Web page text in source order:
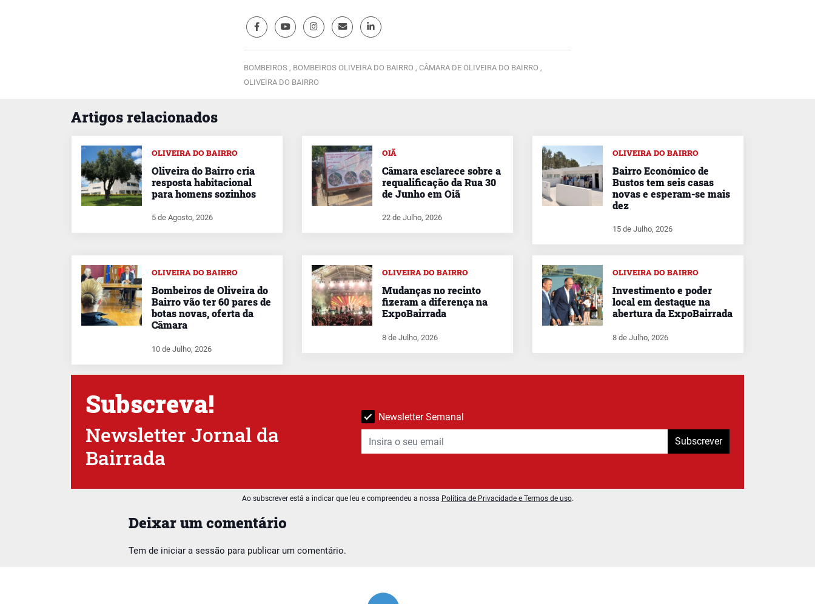
BOMBEIROS , BOMBEIROS OLIVEIRA DO BAIRRO , CÂMARA DE OLIVEIRA DO BAIRRO ,
OLIVEIRA DO BAIRRO
Artigos relacionados
Deixar um comentário
Tem de iniciar a sessão para publicar um comentário.
OLIVEIRA DO BAIRRO
Oliveira do Bairro cria
resposta habitacional
para homens sozinhos
5 de Agosto, 2026
OIÃ
Câmara esclarece sobre a
requalificação da Rua 30
de Junho em Oiã
22 de Julho, 2026
OLIVEIRA DO BAIRRO
Bairro Económico de
Bustos tem seis casas
novas e esperam-se mais
dez
15 de Julho, 2026
OLIVEIRA DO BAIRRO
Bombeiros de Oliveira do
Bairro vão ter 60 pares de
botas novas, oferta da
Câmara
10 de Julho, 2026
OLIVEIRA DO BAIRRO
Mudanças no recinto
fizeram a diferença na
ExpoBairrada
8 de Julho, 2026
OLIVEIRA DO BAIRRO
Investimento e poder
local em destaque na
abertura da ExpoBairrada
8 de Julho, 2026
Subscreva!
Newsletter Jornal da
Bairrada
Newsletter Semanal
Subscrever
Ao subscrever está a indicar que leu e compreendeu a nossa Política de Privacidade e Termos de uso.